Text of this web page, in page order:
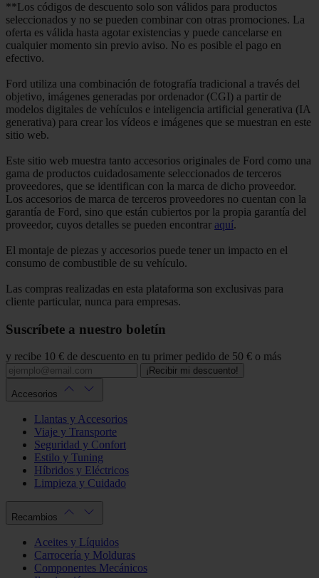
**Los códigos de descuento solo son válidos para productos
seleccionados y no se pueden combinar con otras promociones. La
oferta es válida hasta agotar existencias y puede cancelarse en
cualquier momento sin previo aviso. No es posible el pago en
efectivo.
Ford utiliza una combinación de fotografía tradicional a través del
objetivo, imágenes generadas por ordenador (CGI) a partir de
modelos digitales de vehículos e inteligencia artificial generativa (IA
generativa) para crear los vídeos e imágenes que se muestran en este
sitio web.
Este sitio web muestra tanto accesorios originales de Ford como una
gama de productos cuidadosamente seleccionados de terceros
proveedores, que se identifican con la marca de dicho proveedor.
Los accesorios de marca de terceros proveedores no cuentan con la
garantía de Ford, sino que están cubiertos por la propia garantía del
proveedor, cuyos detalles se pueden encontrar aquí.
El montaje de piezas y accesorios puede tener un impacto en el
consumo de combustible de su vehículo.
Las compras realizadas en esta plataforma son exclusivas para
cliente particular, nunca para empresas.
Suscríbete a nuestro boletín
y recibe 10 € de descuento en tu primer pedido de 50 € o más
¡Recibir mi descuento!
Accesorios
Llantas y Accesorios
Viaje y Transporte
Seguridad y Confort
Estilo y Tuning
Híbridos y Eléctricos
Limpieza y Cuidado
Recambios
Aceites y Líquidos
Carrocería y Molduras
Componentes Mecánicos